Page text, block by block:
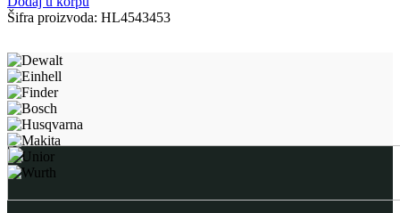
Šifra proizvoda: HL4543453